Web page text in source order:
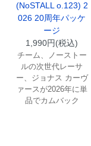
(NoSTALL o.123) 2
026 20周年パッケ
ージ
1,990円(税込)
チーム、ノーストー
ルの次世代レーサ
ー、ジョナス カーヴ
ァースが2026年に単
品でカムバック